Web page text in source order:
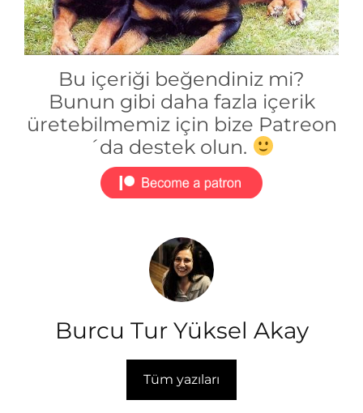
Bu içeriği beğendiniz mi?
Bunun gibi daha fazla içerik
üretebilmemiz için bize Patreon
´da destek olun.
Burcu Tur Yüksel Akay
Tüm yazıları